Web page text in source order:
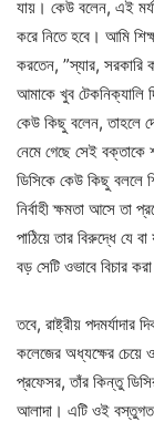
যায়। কেউ বলেন, এই
করে নিতে হবে। আমি
করতেন, ”স্যার, সরকারি
আমাকে খুব টেকনিক্যালি
কেউ কিছু বলেন, তাহলে
নেমে গেছে সেই
ডিসিকে কেউ কিছু বললে
নির্বাহী ক্ষমতা আসে তা
পাঠিয়ে তার বিরুদ্ধে যে
বড় সেটি ওভাবে বিচার
তবে, রাষ্ট্রীয়
কলেজের অধ্যক্ষের চেয়ে
প্রফেসর, তাঁর কিন্তু
আলাদা। এটি ওই বস্তুগত